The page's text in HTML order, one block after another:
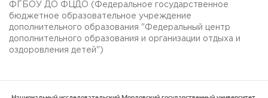
ФГБОУ ДО ФЦДО (Федеральное государственное
бюджетное образовательное учреждение
дополнительного образования "Федеральный центр
дополнительного образования и организации отдыха и
оздоровления детей")